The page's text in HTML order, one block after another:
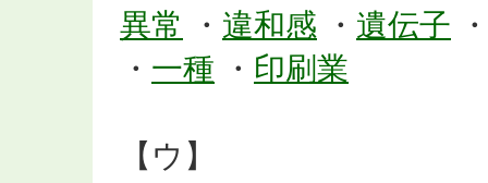
異常
・ 違和感 ・ 遺伝子
・ 一種 ・ 印刷業
【ウ】